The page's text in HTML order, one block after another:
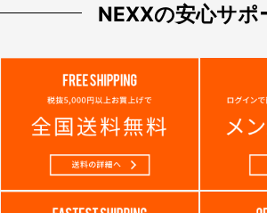
NEXXの安心サポ